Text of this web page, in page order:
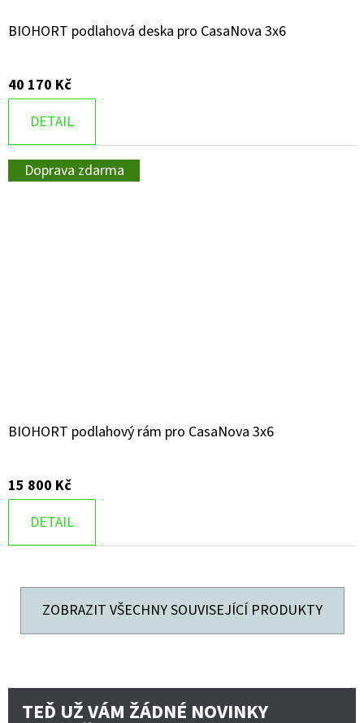
BIOHORT podlahová deska pro CasaNova 3x6
40 170 Kč
DETAIL
Doprava zdarma
BIOHORT podlahový rám pro CasaNova 3x6
15 800 Kč
DETAIL
ZOBRAZIT VŠECHNY SOUVISEJÍCÍ PRODUKTY
TEĎ UŽ VÁM ŽÁDNÉ NOVINKY